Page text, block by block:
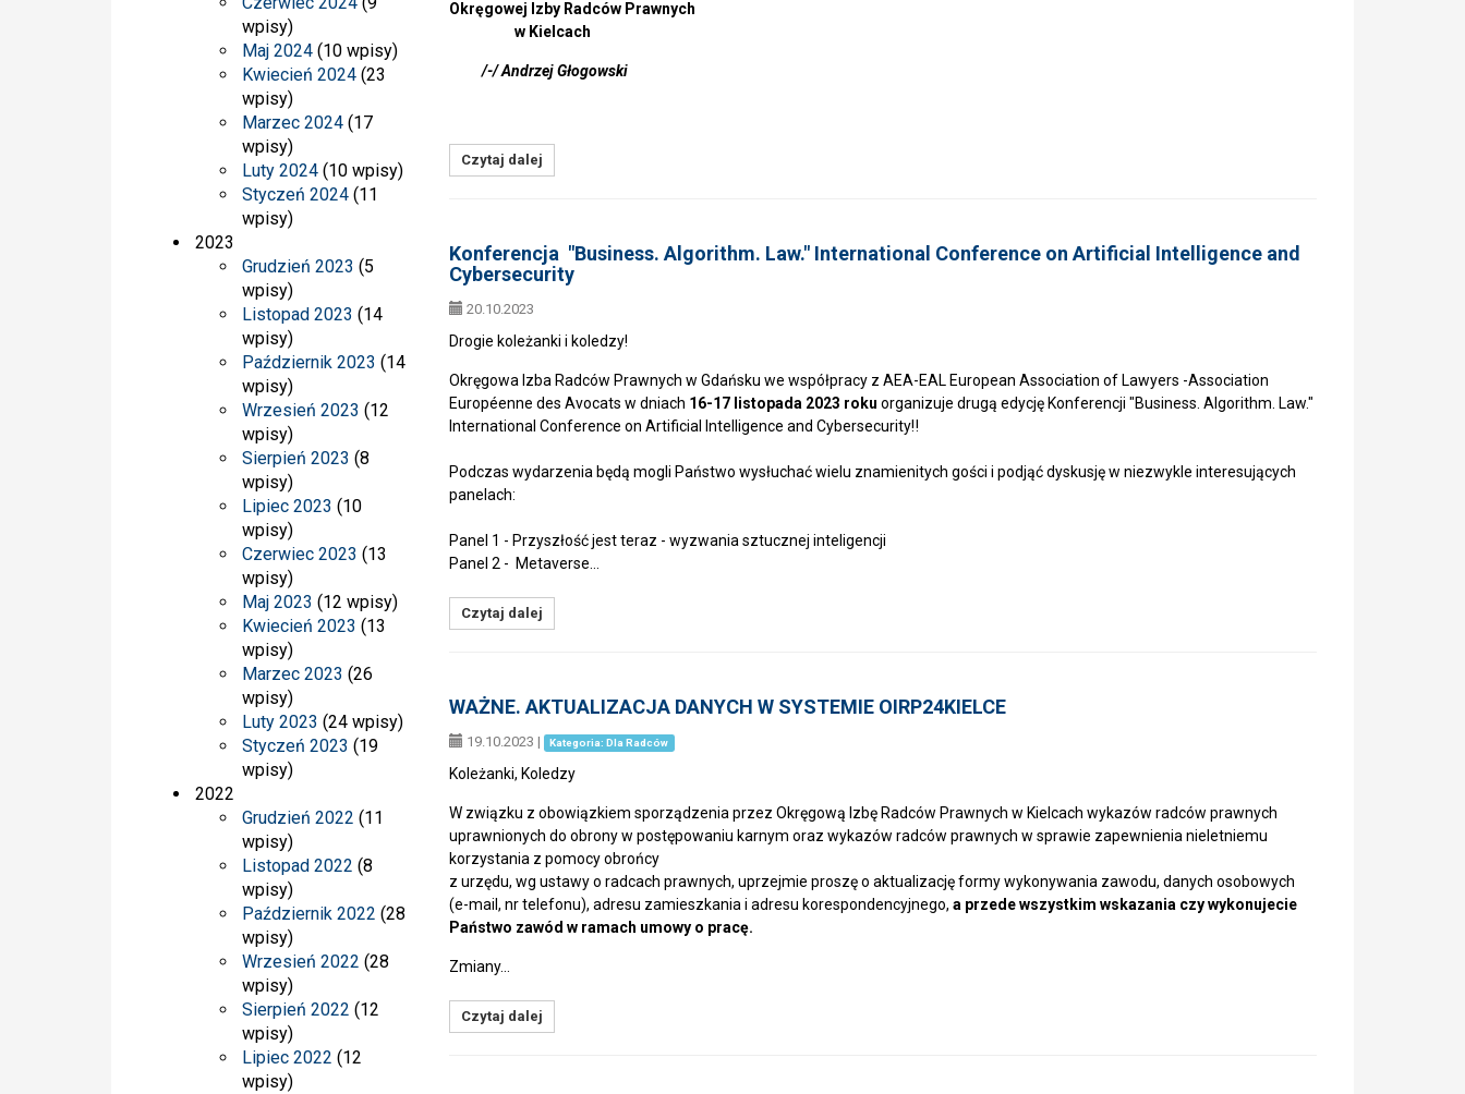
wpisy)
Maj 2024 (10 wpisy)
Kwiecień 2024 (23
wpisy)
Marzec 2024 (17
wpisy)
Luty 2024 (10 wpisy)
Styczeń 2024 (11
wpisy)
2023
Grudzień 2023 (5
wpisy)
Listopad 2023 (14
wpisy)
Październik 2023 (14
wpisy)
Wrzesień 2023 (12
wpisy)
Sierpień 2023 (8
wpisy)
Lipiec 2023 (10
wpisy)
Czerwiec 2023 (13
wpisy)
Maj 2023 (12 wpisy)
Kwiecień 2023 (13
wpisy)
Marzec 2023 (26
wpisy)
Luty 2023 (24 wpisy)
Styczeń 2023 (19
wpisy)
2022
Grudzień 2022 (11
wpisy)
Listopad 2022 (8
wpisy)
Październik 2022 (28
wpisy)
Wrzesień 2022 (28
wpisy)
Sierpień 2022 (12
wpisy)
Lipiec 2022 (12
wpisy)
Okręgowej Izby Radców Prawnych
w Kielcach
/-/ Andrzej Głogowski
Czytaj dalej
Konferencja "Business. Algorithm. Law." International Conference on Artificial Intelligence and
Cybersecurity
20.10.2023
Drogie koleżanki i koledzy!
Okręgowa Izba Radców Prawnych w Gdańsku we współpracy z AEA-EAL European Association of Lawyers -Association
Européenne des Avocats w dniach 16-17 listopada 2023 roku organizuje drugą edycję Konferencji "Business. Algorithm. Law."
International Conference on Artificial Intelligence and Cybersecurity‼️
Podczas wydarzenia będą mogli Państwo wysłuchać wielu znamienitych gości i podjąć dyskusję w niezwykle interesujących
panelach:
Panel 1 - Przyszłość jest teraz - wyzwania sztucznej inteligencji
Panel 2 - Metaverse…
Czytaj dalej
WAŻNE. AKTUALIZACJA DANYCH W SYSTEMIE OIRP24KIELCE
19.10.2023 | Kategoria: Dla Radców
Koleżanki, Koledzy
W związku z obowiązkiem sporządzenia przez Okręgową Izbę Radców Prawnych w Kielcach wykazów radców prawnych
uprawnionych do obrony w postępowaniu karnym oraz wykazów radców prawnych w sprawie zapewnienia nieletniemu
korzystania z pomocy obrońcy
z urzędu, wg ustawy o radcach prawnych, uprzejmie proszę o aktualizację formy wykonywania zawodu, danych osobowych
(e-mail, nr telefonu), adresu zamieszkania i adresu korespondencyjnego, a przede wszystkim wskazania czy wykonujecie
Państwo zawód w ramach umowy o pracę.
Zmiany…
Czytaj dalej